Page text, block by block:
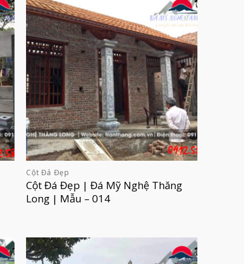
Cột Đá Đẹp
Cột Đá Đẹp | Đá Mỹ Nghệ Thăng
Long | Mẫu – 014